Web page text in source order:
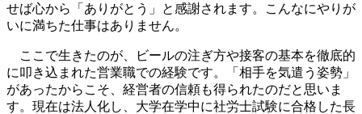
せば心から「ありがとう」と感謝されます。こんなにやりが
いに満ちた仕事はありません。
ここで生きたのが、ビールの注ぎ方や接客の基本を徹底的
に叩き込まれた営業職での経験です。「相手を気遣う姿勢」
があったからこそ、経営者の信頼も得られたのだと思いま
す。現在は法人化し、大学在学中に社労士試験に合格した長